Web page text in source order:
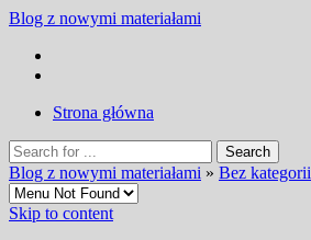
Blog z nowymi materiałami
Strona główna
Blog z nowymi materiałami » Bez kategorii
Skip to content